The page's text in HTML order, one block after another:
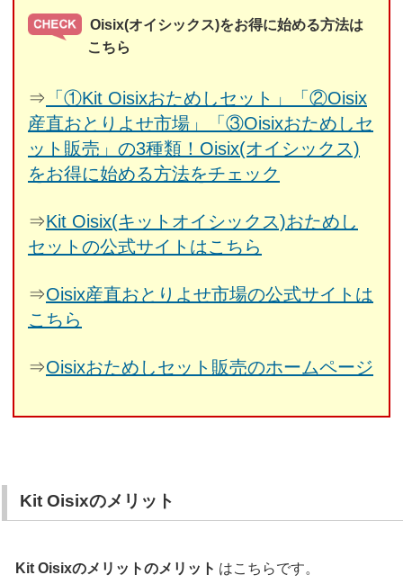
Oisix(オイシックス)をお得に始める方法は
こちら
⇒ 「①Kit Oisixおためしセット」「②Oisix
産直おとりよせ市場」「③Oisixおためしセ
ット販売」の3種類！Oisix(オイシックス)
をお得に始める方法をチェック
⇒Kit Oisix(キットオイシックス)おためし
セットの公式サイトはこちら
⇒Oisix産直おとりよせ市場の公式サイトは
こちら
⇒Oisixおためしセット販売のホームページ
Kit Oisixのメリット
Kit Oisixのメリットのメリット はこちらです。